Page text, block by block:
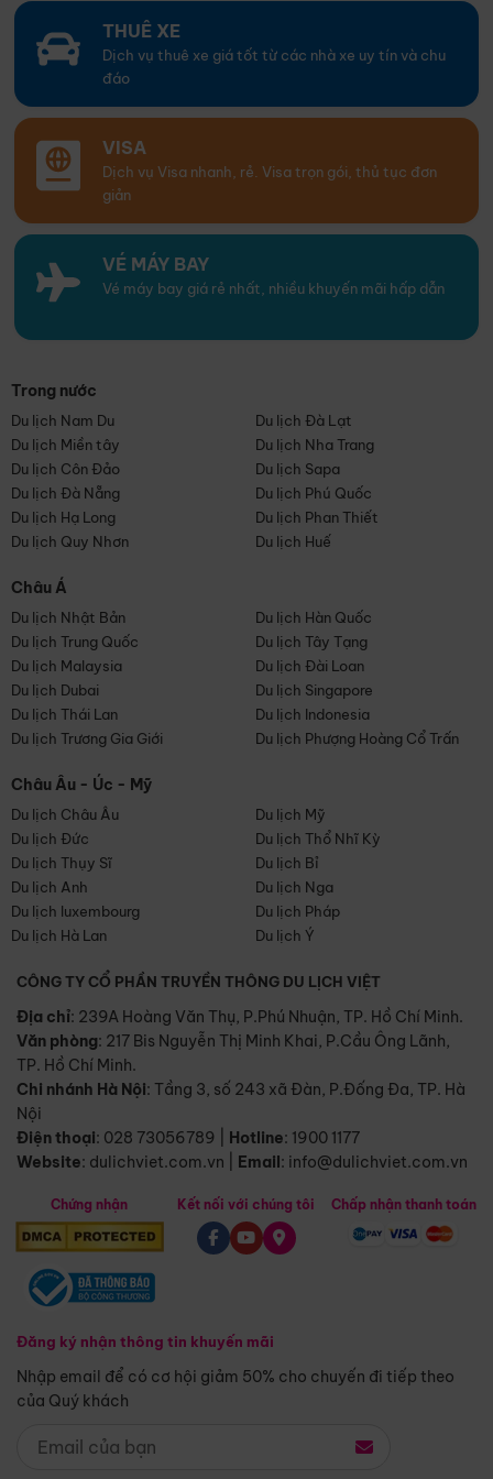
THUÊ XE
Dịch vụ thuê xe giá tốt từ các nhà xe uy tín và chu
đáo
VISA
Dịch vụ Visa nhanh, rẻ. Visa trọn gói, thủ tục đơn
giản
VÉ MÁY BAY
Vé máy bay giá rẻ nhất, nhiều khuyến mãi hấp dẫn
Trong nước
Du lịch Nam Du
Du lịch Đà Lạt
Du lịch Miền tây
Du lịch Nha Trang
Du lịch Côn Đảo
Du lịch Sapa
Du lịch Đà Nẵng
Du lịch Phú Quốc
Du lịch Hạ Long
Du lịch Phan Thiết
Du lịch Quy Nhơn
Du lịch Huế
Châu Á
Du lịch Nhật Bản
Du lịch Hàn Quốc
Du lịch Trung Quốc
Du lịch Tây Tạng
Du lịch Malaysia
Du lịch Đài Loan
Du lịch Dubai
Du lịch Singapore
Du lịch Thái Lan
Du lịch Indonesia
Du lịch Trương Gia Giới
Du lịch Phượng Hoàng Cổ Trấn
Châu Âu - Úc - Mỹ
Du lịch Châu Âu
Du lịch Mỹ
Du lịch Đức
Du lịch Thổ Nhĩ Kỳ
Du lịch Thụy Sĩ
Du lịch Bỉ
Du lịch Anh
Du lịch Nga
Du lịch luxembourg
Du lịch Pháp
Du lịch Hà Lan
Du lịch Ý
CÔNG TY CỔ PHẦN TRUYỀN THÔNG DU LỊCH VIỆT
Địa chỉ: 239A Hoàng Văn Thụ, P.Phú Nhuận, TP. Hồ Chí Minh.
Văn phòng: 217 Bis Nguyễn Thị Minh Khai, P.Cầu Ông Lãnh,
TP. Hồ Chí Minh.
Chi nhánh Hà Nội: Tầng 3, số 243 xã Đàn, P.Đống Đa, TP. Hà
Nội
Điện thoại: 028 73056789 Hotline: 1900 1177
Website: dulichviet.com.vn Email: info@dulichviet.com.vn
Chứng nhận
Đăng ký nhận thông tin khuyến mãi
Nhập email để có cơ hội giảm 50% cho chuyến đi tiếp theo
của Quý khách
Kết nối với chúng tôi Chấp nhận thanh toán